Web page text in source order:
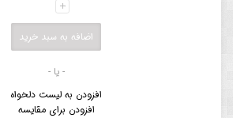
- یا -
افزودن به لیست دلخواه
افزودن برای مقایسه